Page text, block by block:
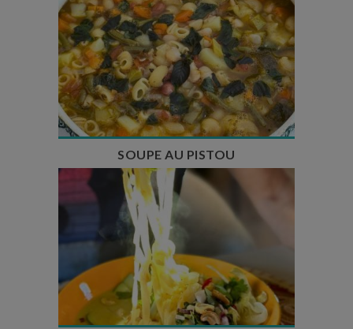
Temps de préparation : 35 min
Temps de cuisson : 1h15
Nombre de couverts : 8
SOUPE AU PISTOU
Temps de préparation : 40 min
Temps de cuisson : 25 min
Nombre de couverts : 4